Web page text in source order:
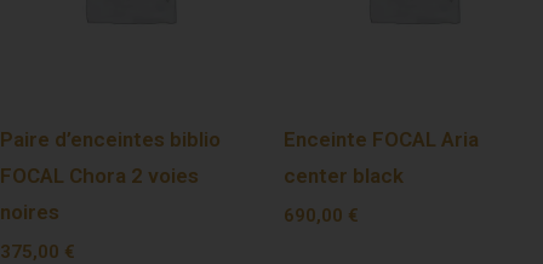
Paire d’enceintes biblio
FOCAL Chora 2 voies
noires
375,00 €
Enceinte FOCAL Aria
center black
690,00 €